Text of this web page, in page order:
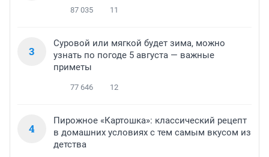
87 035 11
3
Суровой или мягкой будет зима, можно
узнать по погоде 5 августа — важные
приметы
77 646 12
4
Пирожное «Картошка»: классический рецепт
в домашних условиях с тем самым вкусом из
детства